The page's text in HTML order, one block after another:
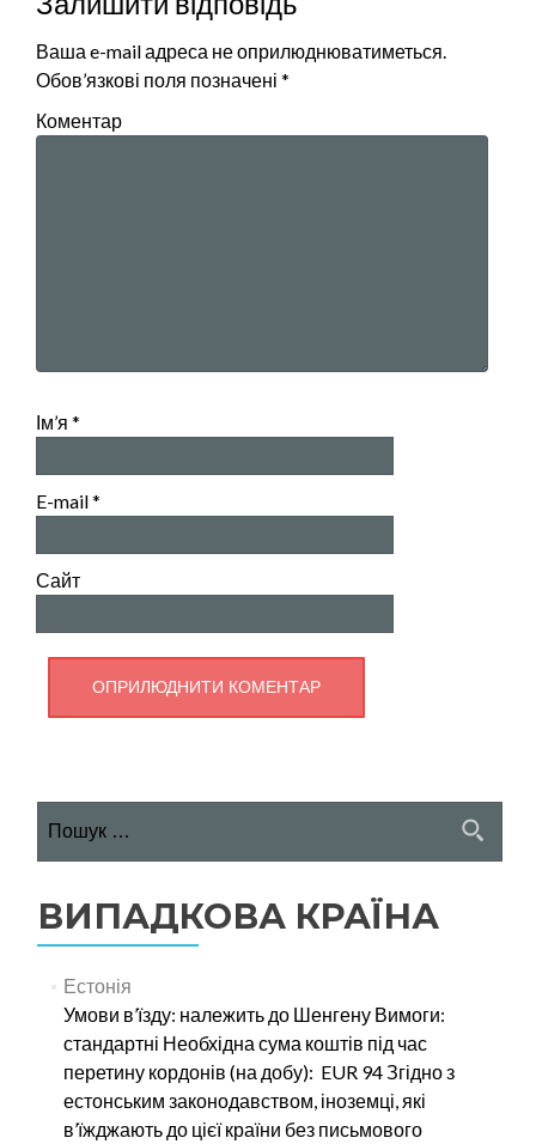
Ваша e-mail адреса не оприлюднюватиметься.
Обов’язкові поля позначені *
Коментар
Ім’я *
E-mail*
Сайт
ВИПАДКОВА КРАЇНА
Естонія
Умови в’їзду: належить до Шенгену Вимоги:
стандартні Необхідна сума коштів під час
перетину кордонів (на добу): EUR 94 Згідно з
естонським законодавством, іноземці, які
в’їжджають до цієї країни без письмового